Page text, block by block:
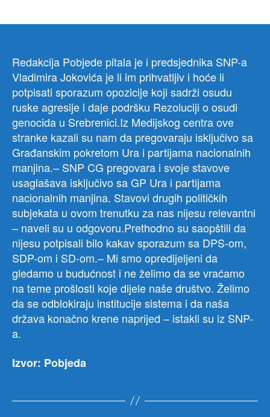
Redakcija Pobjede pitala je i predsjednika SNP-a
Vladimira Jokovića je li im prihvatljiv i hoće li
potpisati sporazum opozicije koji sadrži osudu
ruske agresije i daje podršku Rezoluciji o osudi
genocida u Srebrenici.Iz Medijskog centra ove
stranke kazali su nam da pregovaraju isključivo sa
Građanskim pokretom Ura i partijama nacionalnih
manjina.– SNP CG pregovara i svoje stavove
usaglašava isključivo sa GP Ura i partijama
nacionalnih manjina. Stavovi drugih političkih
subjekata u ovom trenutku za nas nijesu relevantni
– naveli su u odgovoru.Prethodno su saopštili da
nijesu potpisali bilo kakav sporazum sa DPS-om,
SDP-om i SD-om.– Mi smo opredijeljeni da
gledamo u budućnost i ne želimo da se vraćamo
na teme prošlosti koje dijele naše društvo. Želimo
da se odblokiraju institucije sistema i da naša
država konačno krene naprijed – istakli su iz SNP-
a.
Izvor: Pobjeda